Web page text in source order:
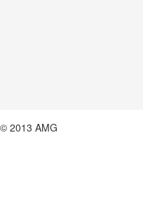
© 2013 AMG